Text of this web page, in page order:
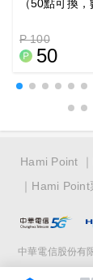
（50點可換
P 100
50
Hami Point
Hami Point
中華電信股份有